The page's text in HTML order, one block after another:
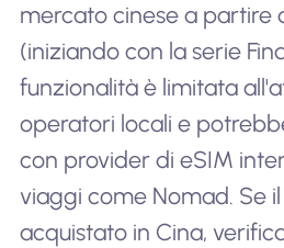
mercato cinese a partire
(iniziando con la serie
funzionalità è limitata
operatori locali e
con provider di eSIM
viaggi come Nomad. Se
acquistato in Cina,